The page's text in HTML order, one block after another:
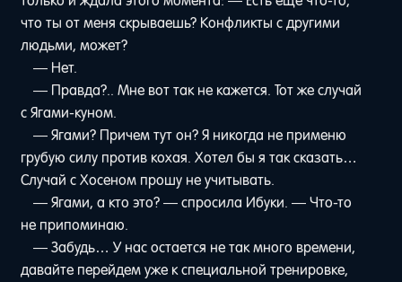
что ты от меня скрываешь? Конфликты с другими
людьми, может?
— Нет.
— Правда?.. Мне вот так не кажется. Тот же случай
с Ягами-куном.
— Ягами? Причем тут он? Я никогда не применю
грубую силу против кохая. Хотел бы я так сказать…
Случай с Хосеном прошу не учитывать.
— Ягами, а кто это? — спросила Ибуки. — Что-то
не припоминаю.
— Забудь… У нас остается не так много времени,
давайте перейдем уже к специальной тренировке,